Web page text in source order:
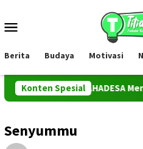
konten
Berita Budaya Motivasi
Konten Spesial
Tim PROMAHADESA
Senyummu